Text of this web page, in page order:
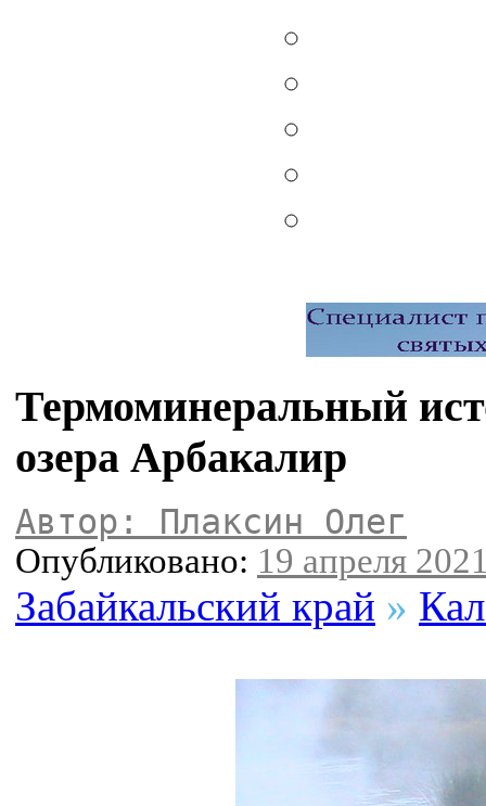
Термоминеральный
озера Арбакалир
Автор: Плаксин Олег
Опубликовано: 19 апреля
Забайкальский край »